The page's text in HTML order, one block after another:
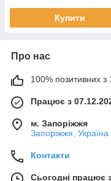
Купити
Про нас
100% позитивних з
Працює з
м. Запоріжжя
Запоріжжя, Україна
Контакти
Сьогодні працює